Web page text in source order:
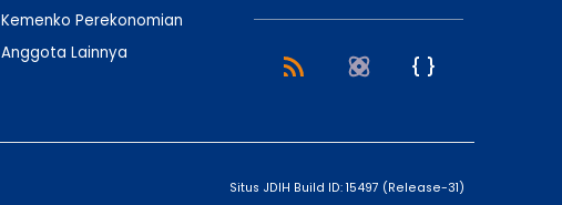
Kemenko Perekonomian
Anggota Lainnya
Situs JDIH Build ID: 15497 (Release-31)